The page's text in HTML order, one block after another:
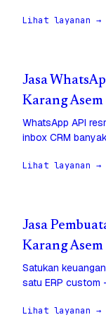
Lihat layanan →
Jasa
Karang Asem
WhatsApp API
inbox CRM
Lihat layanan →
Jasa
Karang Asem
Satukan
satu ERP custom
Lihat layanan →